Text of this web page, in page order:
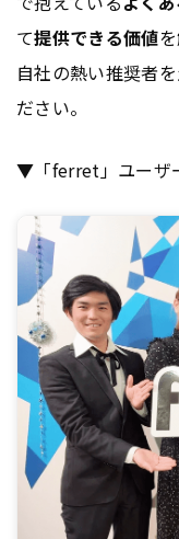
て提供できる価値
自社の熱い推奨者
ださい。
▼「ferret」ユーザ